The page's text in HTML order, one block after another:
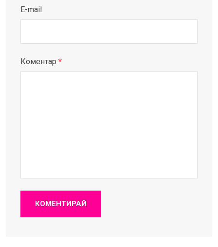
E-mail
Коментар *
КОМЕНТИРАЙ